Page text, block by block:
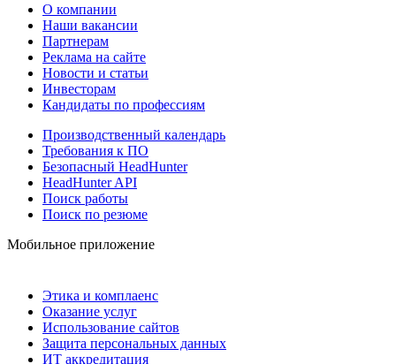
О компании
Наши вакансии
Партнерам
Реклама на сайте
Новости и статьи
Инвесторам
Кандидаты по профессиям
Производственный календарь
Требования к ПО
Безопасный HeadHunter
HeadHunter API
Поиск работы
Поиск по резюме
Мобильное приложение
Этика и комплаенс
Оказание услуг
Использование сайтов
Защита персональных данных
ИТ аккредитация